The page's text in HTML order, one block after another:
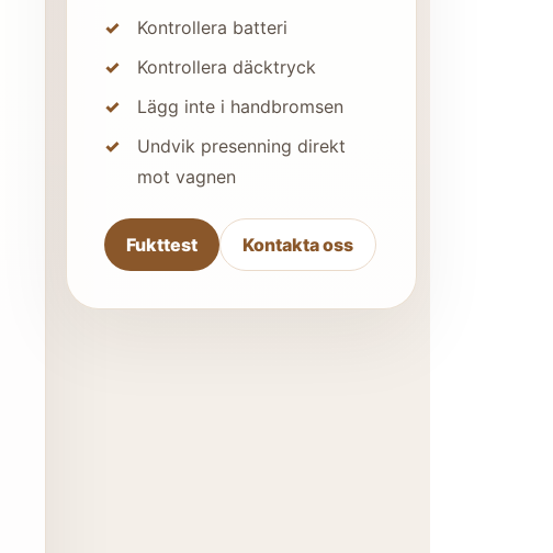
Kontrollera batteri
Kontrollera däcktryck
Lägg inte i handbromsen
Undvik presenning direkt
mot vagnen
Fukttest Kontakta oss